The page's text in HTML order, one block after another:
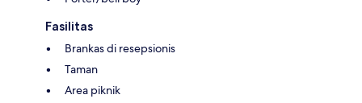
Fasilitas
Brankas di resepsionis
Taman
Area piknik